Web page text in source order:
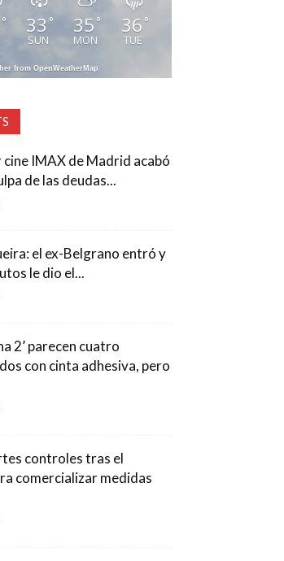
° 33 °
SUN
35 °
MON
36 °
TUE
from OpenWeatherMap
IMAX de Madrid acabó
de las deudas...
el ex-Belgrano entró y
le dio el...
2’ parecen cuatro
con cinta adhesiva, pero
controles tras el
comercializar medidas